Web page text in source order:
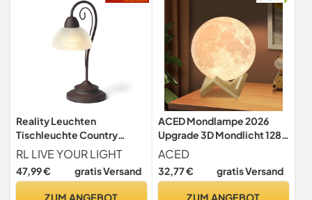
Reality Leuchten
Tischleuchte Country
R5031-24, Metall
rostfarbig, Schirm Glas
alabasterfarbig weiß, exkl.
RL LIVE YOUR LIGHT
47,99 € gratis Versand
ZUM ANGEBOT
ACED Mondlampe 2026
Upgrade 3D Mondlicht 128
Farben, 15 CM
ACED
32,77 € gratis Versand
ZUM ANGEBOT